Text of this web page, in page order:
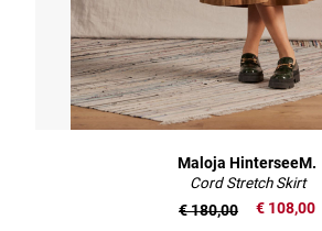
Maloja HinterseeM.
Cord Stretch Skirt
€ 108,00
€ 180,00